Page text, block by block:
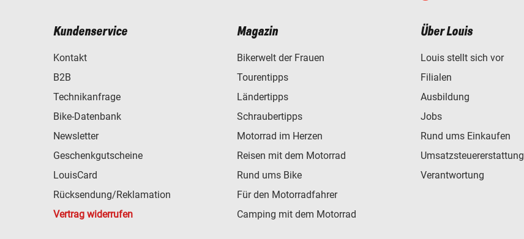
Kundenservice
Kontakt
B2B
Technikanfrage
Bike-Datenbank
Newsletter
Geschenkgutscheine
LouisCard
Rücksendung/Reklamation
Vertrag widerrufen
Magazin
Bikerwelt der Frauen
Tourentipps
Ländertipps
Schraubertipps
Motorrad im Herzen
Reisen mit dem Motorrad
Rund ums Bike
Für den Motorradfahrer
Camping mit dem Motorrad
Über Louis
Louis stellt sich vor
Filialen
Ausbildung
Jobs
Rund ums Einkaufen
Umsatzsteuererstattung
Verantwortung